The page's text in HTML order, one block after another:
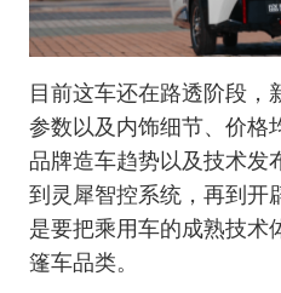
目前这车还在路透阶段，
参数以及内饰细节、价格
品牌造车趋势以及技术发
到灵犀智控系统，再到开
是要把乘用车的成熟技术
篷车品类。